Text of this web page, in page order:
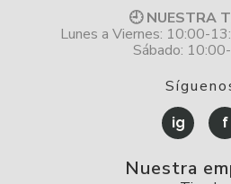
🕘 NUESTRA
Lunes a Viernes: 10:00-
Sábado:
ig f
Nuestra